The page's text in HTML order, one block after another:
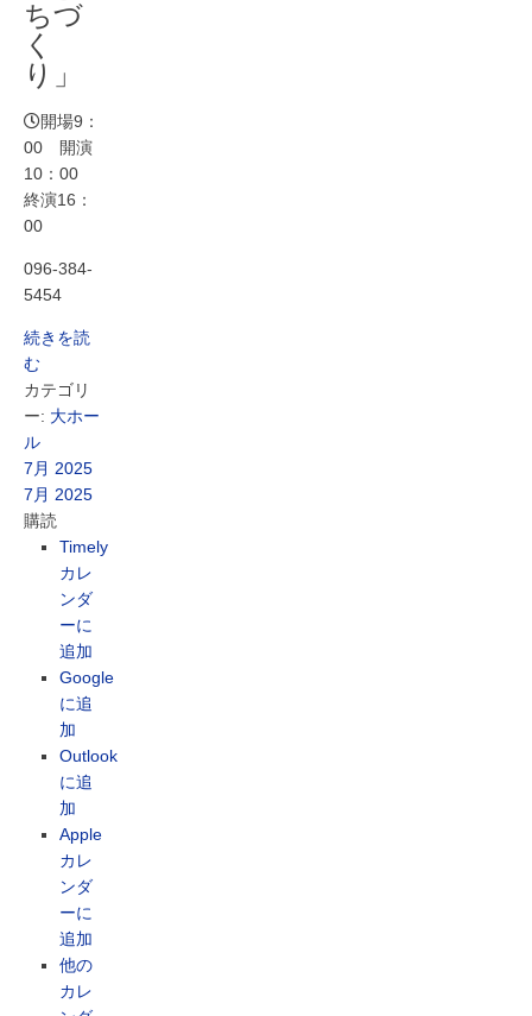
ちづ
く
り」
開場9：
00 開演
10：00
終演16：
00
096-384-
5454
続きを読
む
カテゴリ
ー: 大ホー
ル
7月 2025
7月 2025
購読
Timely
カレ
ンダ
ーに
追加
Google
に追
加
Outlook
に追
加
Apple
カレ
ンダ
ーに
追加
他の
カレ